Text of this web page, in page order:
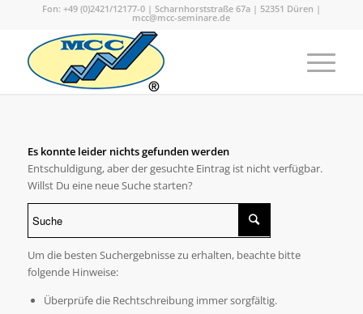
Fon: +49 (0)2421/12177-0 | Scharnhorststraße 67a | 52351 Düren |
mcc@mcc-seminare.de
Es konnte leider nichts gefunden werden
Entschuldigung, aber der gesuchte Eintrag ist nicht verfügbar.
Willst Du eine neue Suche starten?
Um die besten Suchergebnisse zu erhalten, beachte bitte
folgende Hinweise:
Überprüfe die Rechtschreibung immer sorgfältig.